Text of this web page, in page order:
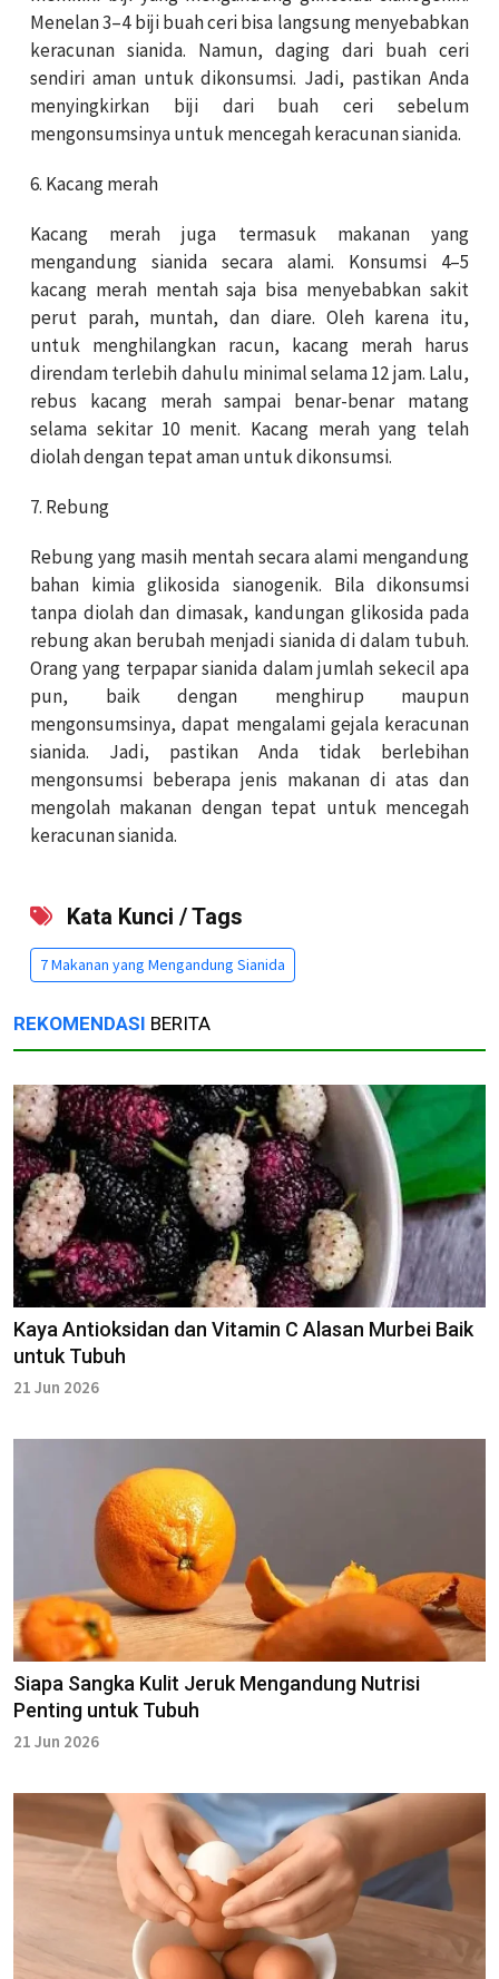
Menelan 3–4 biji buah ceri bisa langsung menyebabkan
keracunan sianida. Namun, daging dari buah ceri
sendiri aman untuk dikonsumsi. Jadi, pastikan Anda
menyingkirkan biji dari buah ceri sebelum
mengonsumsinya untuk mencegah keracunan sianida.
6. Kacang merah
Kacang merah juga termasuk makanan yang
mengandung sianida secara alami. Konsumsi 4–5
kacang merah mentah saja bisa menyebabkan sakit
perut parah, muntah, dan diare. Oleh karena itu,
untuk menghilangkan racun, kacang merah harus
direndam terlebih dahulu minimal selama 12 jam. Lalu,
rebus kacang merah sampai benar-benar matang
selama sekitar 10 menit. Kacang merah yang telah
diolah dengan tepat aman untuk dikonsumsi.
7. Rebung
Rebung yang masih mentah secara alami mengandung
bahan kimia glikosida sianogenik. Bila dikonsumsi
tanpa diolah dan dimasak, kandungan glikosida pada
rebung akan berubah menjadi sianida di dalam tubuh.
Orang yang terpapar sianida dalam jumlah sekecil apa
pun, baik dengan menghirup maupun
mengonsumsinya, dapat mengalami gejala keracunan
sianida. Jadi, pastikan Anda tidak berlebihan
mengonsumsi beberapa jenis makanan di atas dan
mengolah makanan dengan tepat untuk mencegah
keracunan sianida.
Kata Kunci / Tags
7 Makanan yang Mengandung Sianida
REKOMENDASI BERITA
Kaya Antioksidan dan Vitamin C Alasan Murbei Baik
untuk Tubuh
21 Jun 2026
Siapa Sangka Kulit Jeruk Mengandung Nutrisi
Penting untuk Tubuh
21 Jun 2026